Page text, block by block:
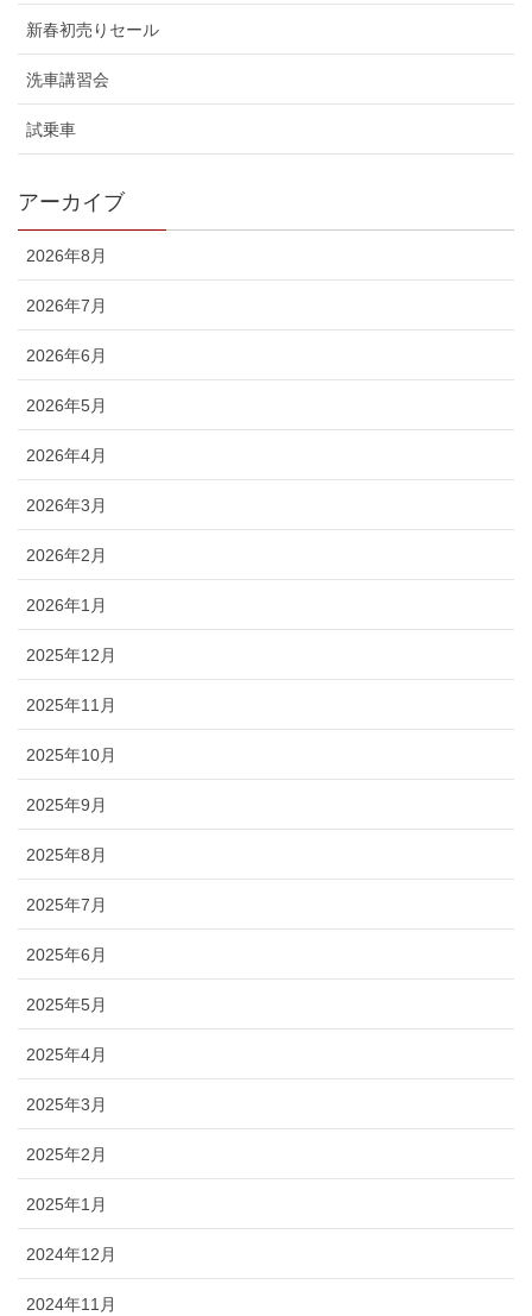
新春初売りセール
洗車講習会
試乗車
アーカイブ
2026年8月
2026年7月
2026年6月
2026年5月
2026年4月
2026年3月
2026年2月
2026年1月
2025年12月
2025年11月
2025年10月
2025年9月
2025年8月
2025年7月
2025年6月
2025年5月
2025年4月
2025年3月
2025年2月
2025年1月
2024年12月
2024年11月